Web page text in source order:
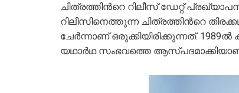
ചിത്രത്തിന്‍റെ റിലീസ് ഡേറ്റ്
റിലീസിനെത്തുന്ന ചിത്രത്തിന്‍റെ
ചേര്‍ന്നാണ് ഒരുക്കിയിരിക്കുന്നത്.
യഥാര്‍ഥ സംഭവത്തെ